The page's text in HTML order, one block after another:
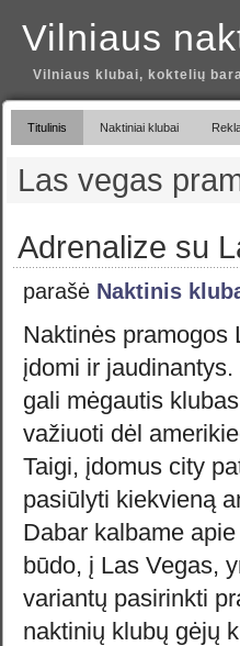
Vilniaus
Vilniaus klubai, koktelių
Titulinis Naktiniai klubai
Las vegas
Adrenalize su
parašė Naktinis
Naktinės pramogos
įdomi ir
gali mėgautis
važiuoti dėl
Taigi, įdomus city
pasiūlyti kiekvieną
Dabar kalbame
būdo, į Las Vegas,
variantų pasirinkti
naktinių klubų gėjų